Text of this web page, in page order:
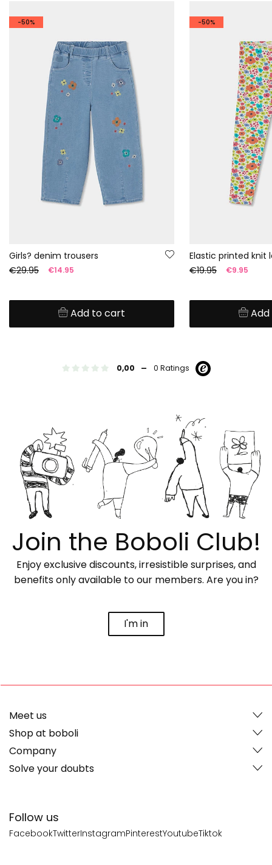
-50%
Girls? denim trousers
€29.95
€14.95
Add to cart
-50%
Elastic printed knit
€19.95
€9.95
0,00 - 0 Ratings
Join the Boboli Club!
Enjoy exclusive discounts, irresistible surprises, and
benefits only available to our members. Are you in?
I'm in
Follow us
FacebookTwitterInstagramPinterestYoutubeTiktok
Meet us
Shop at boboli
Company
Solve your doubts